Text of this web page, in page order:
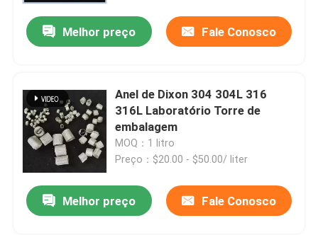
Melhor preço Fale Conosco
Anel de Dixon 304 304L 316
316L Laboratório Torre de
embalagem
MOQ：1 litro
Preço：$20.00 - $50.00/ liter
Melhor preço Fale Conosco